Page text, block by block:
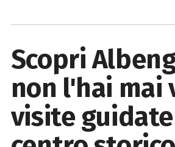
Scopri
non l'hai mai
visite